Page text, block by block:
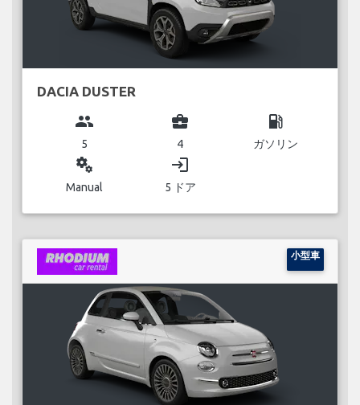
DACIA DUSTER
group
5
business_center
4
local_gas_station
ガソリン
miscellaneous_services
Manual
login
5 ドア
小型車